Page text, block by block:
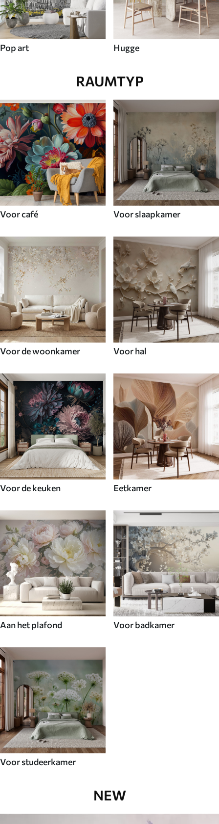
Pop art Hugge
RAUMTYP
Voor café Voor slaapkamer
Voor de woonkamer Voor hal
Voor de keuken Eetkamer
Aan het plafond Voor badkamer
Voor studeerkamer
NEW